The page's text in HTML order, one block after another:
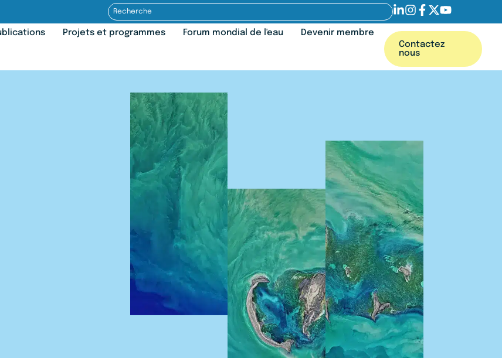
Projets et programmes Forum mondial de l'eau
Devenir membre
Contactez
nous